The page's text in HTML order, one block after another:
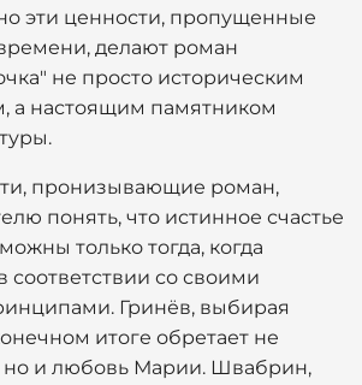
эти ценности, пропущенные
делают роман
не просто историческим
а настоящим памятником
пронизывающие роман,
понять, что истинное счастье
только тогда, когда
соответствии со своими
Гринёв, выбирая
итоге обретает не
но и любовь Марии. Швабрин,